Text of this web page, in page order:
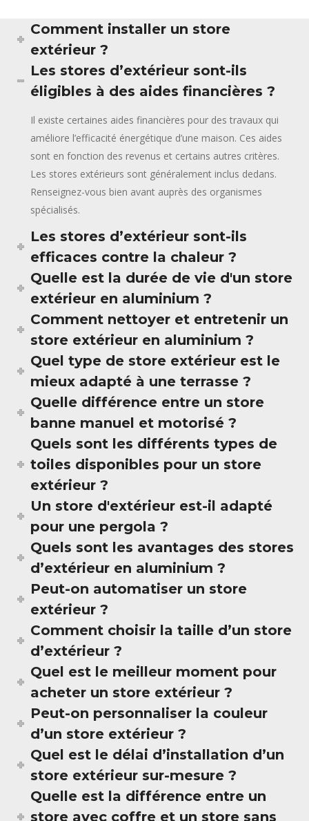
Comment installer un store
extérieur ?
Les stores d’extérieur sont-ils
éligibles à des aides financières ?
Il existe certaines aides financières pour des travaux qui
améliore l’efficacité énergétique d’une maison. Ces aides
sont en fonction des revenus et certains autres critères.
Les stores extérieurs sont généralement inclus dedans.
Renseignez-vous bien avant auprès des organismes
spécialisés.
Les stores d’extérieur sont-ils
efficaces contre la chaleur ?
Quelle est la durée de vie d'un store
extérieur en aluminium ?
Comment nettoyer et entretenir un
store extérieur en aluminium ?
Quel type de store extérieur est le
mieux adapté à une terrasse ?
Quelle différence entre un store
banne manuel et motorisé ?
Quels sont les différents types de
toiles disponibles pour un store
extérieur ?
Un store d'extérieur est-il adapté
pour une pergola ?
Quels sont les avantages des stores
d’extérieur en aluminium ?
Peut-on automatiser un store
extérieur ?
Comment choisir la taille d’un store
d’extérieur ?
Quel est le meilleur moment pour
acheter un store extérieur ?
Peut-on personnaliser la couleur
d’un store extérieur ?
Quel est le délai d’installation d’un
store extérieur sur-mesure ?
Quelle est la différence entre un
store avec coffre et un store sans